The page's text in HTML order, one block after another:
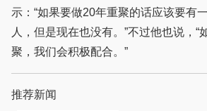
示：“如果要做20年重聚的话应该要有
人，但是现在也没有。”不过他也说，“
聚，我们会积极配合。”
推荐新闻